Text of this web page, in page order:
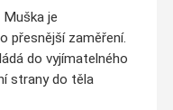
Muška je
přesnější zaměření.
do vyjímatelného
strany do těla